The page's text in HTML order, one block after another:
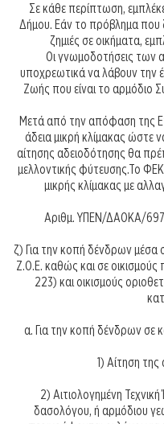
Σε κάθε περίπτωση,
Δήμου. Εάν το πρόβλημα που
ζημιές σε οικήματα,
Οι γνωμοδοτήσεις των
υποχρεωτικά να λάβουν την
Ζωής που είναι το αρμόδιο
Μετά από την απόφαση της
άδεια μικρή κλίμακας
αίτησης αδειοδότησης θα
μελλοντικής φύτευσης.Το ΦΕΚ
μικρής κλίμακας με
Αριθμ. ΥΠΕΝ/ΔΑΟΚΑ/
ζ) Για την κοπή δένδρων μέσα
Ζ.Ο.Ε. καθώς και σε οικισμούς
223) και οικισμούς
α. Για την κοπή δένδρων σε
1) Αίτηση
2) Αιτιολογημένη
δασολόγου, ή αρμόδιου